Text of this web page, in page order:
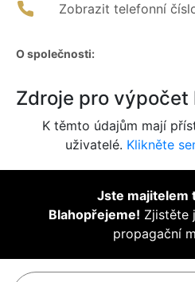
Zobrazit telefonní
O společnosti:
Zdroje pro výpočet
K těmto údajům mají
uživatelé. Klikněte
Jste majitelem
Blahopřejeme! Zjistěte
propagační